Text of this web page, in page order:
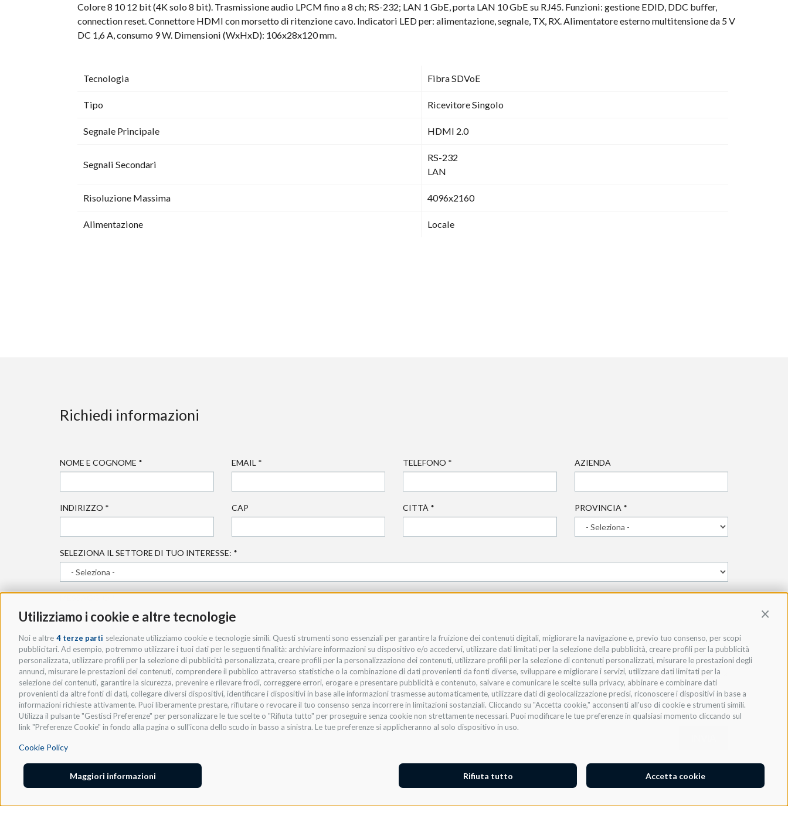
Utilizziamo i cookie e altre tecnologie
Noi e altre 4 terze parti selezionate utilizziamo cookie e tecnologie simili. Questi strumenti sono essenziali per garantire la fruizione dei contenuti digitali, migliorare la navigazione e, previo tuo consenso, per scopi
pubblicitari. Ad esempio, potremmo utilizzare i tuoi dati per le seguenti finalità: archiviare informazioni su dispositivo e/o accedervi, utilizzare dati limitati per la selezione della pubblicità, creare profili per la pubblicità
personalizzata, utilizzare profili per la selezione di pubblicità personalizzata, creare profili per la personalizzazione dei contenuti, utilizzare profili per la selezione di contenuti personalizzati, misurare le prestazioni degli
annunci, misurare le prestazioni dei contenuti, comprendere il pubblico attraverso statistiche o la combinazione di dati provenienti da fonti diverse, sviluppare e migliorare i servizi, utilizzare dati limitati per la
selezione dei contenuti, garantire la sicurezza, prevenire e rilevare frodi, correggere errori, erogare e presentare pubblicità e contenuto, salvare e comunicare le scelte sulla privacy, abbinare e combinare dati
provenienti da altre fonti di dati, collegare diversi dispositivi, identificare i dispositivi in base alle informazioni trasmesse automaticamente, utilizzare dati di geolocalizzazione precisi, riconoscere i dispositivi in base a
informazioni richieste attivamente. Puoi liberamente prestare, rifiutare o revocare il tuo consenso senza incorrere in limitazioni sostanziali. Cliccando su "Accetta cookie," acconsenti all'uso di cookie e strumenti simili.
Utilizza il pulsante "Gestisci Preferenze" per personalizzare le tue scelte o "Rifiuta tutto" per proseguire senza cookie non strettamente necessari. Puoi modificare le tue preferenze in qualsiasi momento cliccando sul
link "Preferenze Cookie" in fondo alla pagina o sull'icona dello scudo in basso a sinistra. Le tue preferenze si applicheranno al solo dispositivo in uso.
Cookie Policy
Accetta cookie
Rifiuta tutto
Maggiori informazioni
Colore 8 10 12 bit (4K solo 8 bit). Trasmissione audio LPCM fino a 8 ch; RS-232; LAN 1 GbE, porta LAN 10 GbE su RJ45. Funzioni: gestione EDID, DDC buffer,
connection reset. Connettore HDMI con morsetto di ritenzione cavo. Indicatori LED per: alimentazione, segnale, TX, RX. Alimentatore esterno multitensione da 5 V
DC 1,6 A, consumo 9 W. Dimensioni (WxHxD): 106x28x120 mm.
Tecnologia Fibra SDVoE
Tipo Ricevitore Singolo
Segnale Principale HDMI 2.0
Segnali Secondari
RS-232
LAN
Risoluzione Massima 4096x2160
Alimentazione Locale
Richiedi informazioni
NOME E COGNOME * EMAIL * TELEFONO * AZIENDA
INDIRIZZO * CAP CITTÀ * PROVINCIA *
SELEZIONA IL SETTORE DI TUO INTERESSE: *
* ACCETTO LA PRIVACY POLICY.